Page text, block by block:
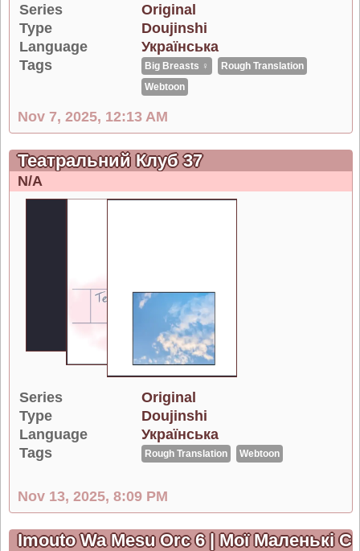
Series
Original
Type
Doujinshi
Language
Українська
Tags
Big Breasts ♀
Rough Translation
Webtoon
Nov 7, 2025, 12:13 AM
Театральний Клуб 37
N/A
Series
Original
Type
Doujinshi
Language
Українська
Tags
Rough Translation Webtoon
Nov 13, 2025, 8:09 PM
Imouto Wa Mesu Orc 6 | Мої Маленькі